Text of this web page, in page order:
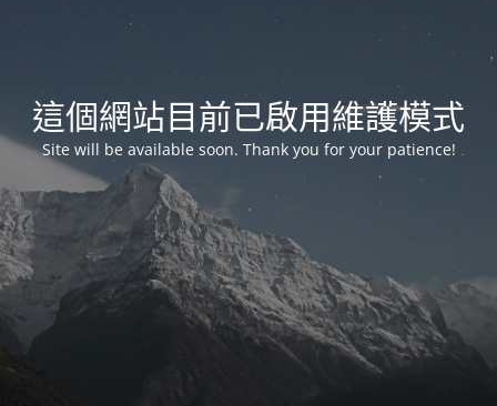
這個網站目前已啟用維護模式
Site will be available soon. Thank you for your patience!